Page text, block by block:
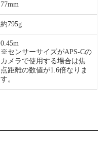
77mm
約795g
0.45m
※センサーサイズがAPS-Cの
カメラで使用する場合は焦
点距離の数値が1.6倍なりま
す。